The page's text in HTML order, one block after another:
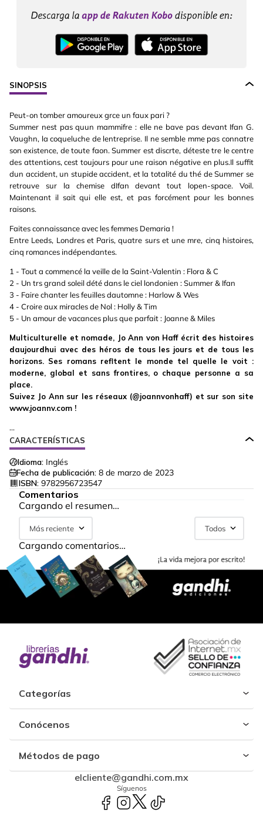
SINOPSIS
Peut-on tomber amoureux grce un faux pari ?
Summer nest pas quun mammifre : elle ne bave pas devant Ifan G.
Vaughn, la coqueluche de lentreprise. Il ne semble mme pas connatre
son existence, de toute faon. Summer est discrte, déteste tre le centre
des attentions, cest toujours pour une raison négative en plus.Il suffit
dun accident, un stupide accident, et la totalité du thé de Summer se
retrouve sur la chemise dIfan devant tout lopen-space. Voil.
Maintenant il sait qui elle est, et pas forcément pour les bonnes
raisons.
Faites connaissance avec les femmes Demaria !
Entre Leeds, Londres et Paris, quatre surs et une mre, cinq histoires,
cinq romances indépendantes.
1 - Tout a commencé la veille de la Saint-Valentin : Flora & C
2 - Un trs grand soleil dété dans le ciel londonien : Summer & Ifan
3 - Faire chanter les feuilles dautomne : Harlow & Wes
4 - Croire aux miracles de Nol : Holly & Tim
5 - Un amour de vacances plus que parfait : Joanne & Miles
Multiculturelle et nomade, Jo Ann von Haff écrit des histoires
daujourdhui avec des héros de tous les jours et de tous les
horizons. Ses romans refltent le monde tel quelle le voit :
moderne, global et sans frontires, o chaque personne a sa
place.
Suivez Jo Ann sur les réseaux (@joannvonhaff) et sur son site
www.joannv.com !
...
CARACTERÍSTICAS
Idioma: Inglés
Fecha de publicación: 8 de marzo de 2023
ISBN: 9782956723547
Comentarios
Cargando el resumen…
Más reciente Todos
Cargando comentarios…
Categorías
Conócenos
Métodos de pago
elcliente@gandhi.com.mx
Síguenos